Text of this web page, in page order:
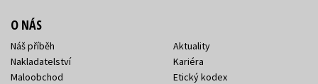
O NÁS
Náš příběh
Nakladatelství
Maloobchod
Aktuality
Kariéra
Etický kodex